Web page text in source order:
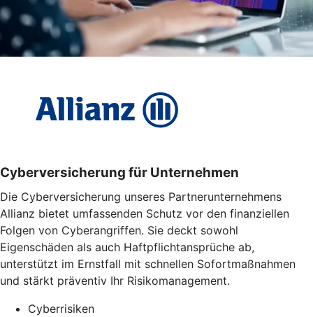
Cyber­versicherung für Unternehmen
Die Cyberversicherung unseres Partnerunternehmens
Allianz bietet umfassenden Schutz vor den finanziellen
Folgen von Cyberangriffen. Sie deckt sowohl
Eigenschäden als auch Haftpflichtansprüche ab,
unterstützt im Ernstfall mit schnellen Sofortmaßnahmen
und stärkt präventiv Ihr Risikomanagement.
Cyberrisiken